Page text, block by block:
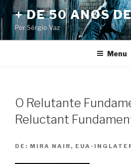
Pular
para
o
conteúdo
+ DE 50 ANOS
Por Sérgio Vaz
Menu
O Relutante
Reluctant
DE: MIRA NAIR, EUA-